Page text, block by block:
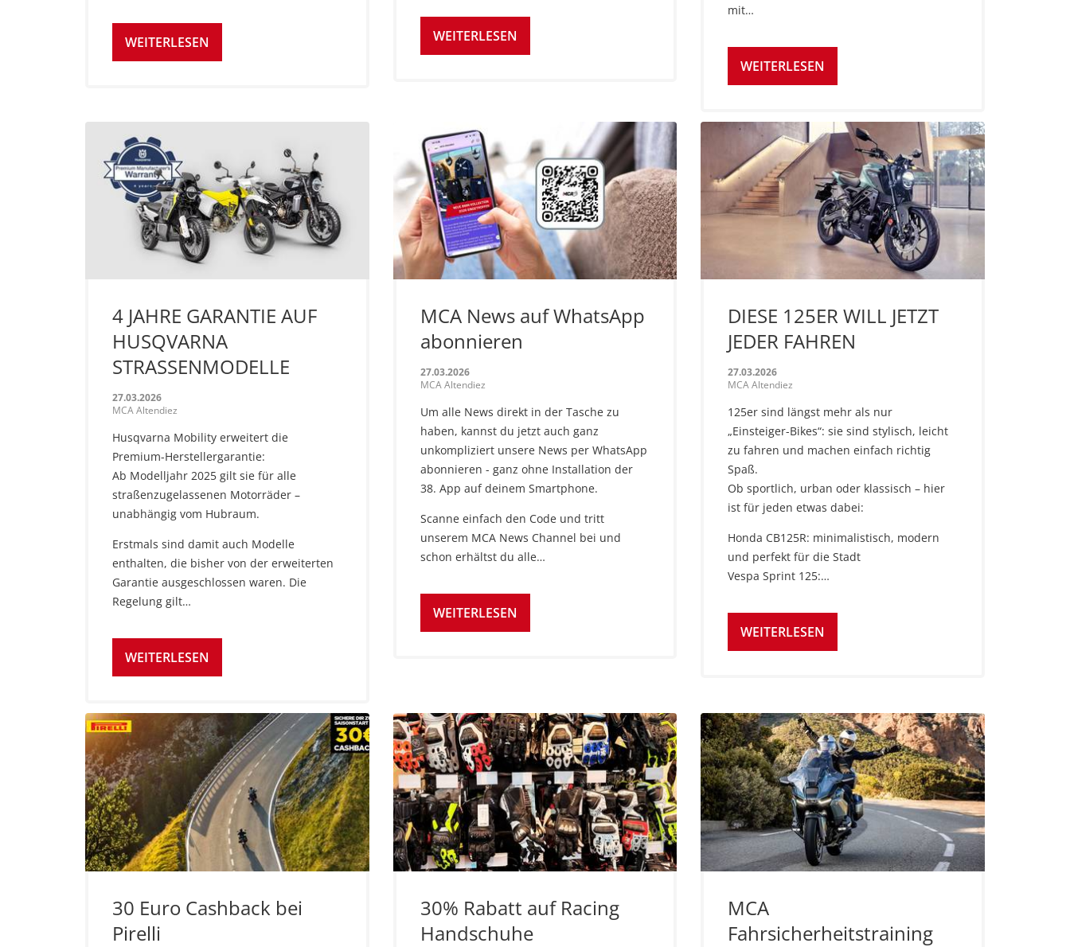
WEITERLESEN WEITERLESEN
mit…
WEITERLESEN
4 JAHRE GARANTIE AUF
HUSQVARNA
STRASSENMODELLE
27.03.2026
MCA Altendiez
Husqvarna Mobility erweitert die
Premium-Herstellergarantie:
Ab Modelljahr 2025 gilt sie für alle
straßenzugelassenen Motorräder –
unabhängig vom Hubraum.
Erstmals sind damit auch Modelle
enthalten, die bisher von der erweiterten
Garantie ausgeschlossen waren. Die
Regelung gilt…
WEITERLESEN
MCA News auf WhatsApp
abonnieren
27.03.2026
MCA Altendiez
Um alle News direkt in der Tasche zu
haben, kannst du jetzt auch ganz
unkompliziert unsere News per WhatsApp
abonnieren - ganz ohne Installation der
38. App auf deinem Smartphone.
Scanne einfach den Code und tritt
unserem MCA News Channel bei und
schon erhältst du alle…
WEITERLESEN
DIESE 125ER WILL JETZT
JEDER FAHREN
27.03.2026
MCA Altendiez
125er sind längst mehr als nur
„Einsteiger-Bikes“: sie sind stylisch, leicht
zu fahren und machen einfach richtig
Spaß.
Ob sportlich, urban oder klassisch – hier
ist für jeden etwas dabei:
Honda CB125R: minimalistisch, modern
und perfekt für die Stadt
Vespa Sprint 125:…
WEITERLESEN
30 Euro Cashback bei
Pirelli
30% Rabatt auf Racing
Handschuhe
MCA
Fahrsicherheitstraining